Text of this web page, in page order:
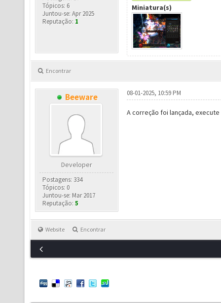
Tópicos: 6
Juntou-se: Apr 2025
Reputação: 1
Miniatura(s)
Encontrar
Beeware
Developer
Postagens: 334
Tópicos: 0
Juntou-se: Mar 2017
Reputação:5
08-01-2025, 10:59 PM
A correção foi lançada,
Website Encontrar